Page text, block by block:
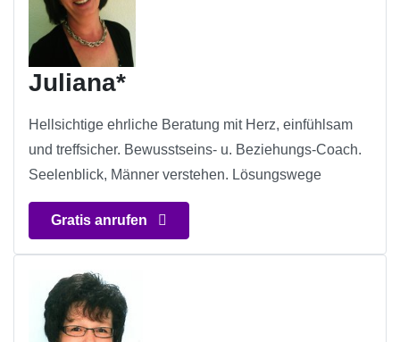
Juliana*
Hellsichtige ehrliche Beratung mit Herz, einfühlsam
und treffsicher. Bewusstseins- u. Beziehungs-Coach.
Seelenblick, Männer verstehen. Lösungswege
Gratis anrufen